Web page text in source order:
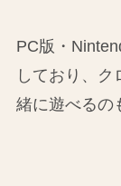
PC版・
しており、
緒に遊べるの